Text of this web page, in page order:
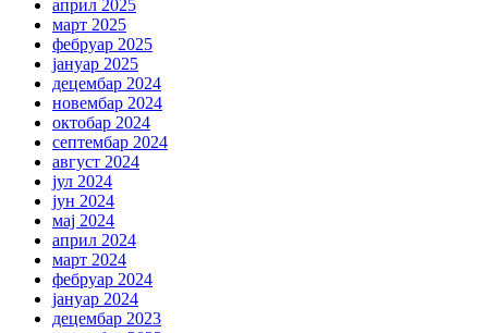
април 2025
март 2025
фебруар 2025
јануар 2025
децембар 2024
новембар 2024
октобар 2024
септембар 2024
август 2024
јул 2024
јун 2024
мај 2024
април 2024
март 2024
фебруар 2024
јануар 2024
децембар 2023